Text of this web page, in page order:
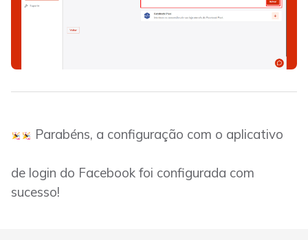
Parabéns, a configuração com o aplicativo
de login do Facebook foi configurada com
sucesso!